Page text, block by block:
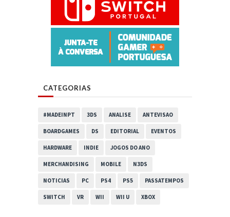
CATEGORIAS
#MADEINPT 3DS ANALISE ANTEVISAO
BOARDGAMES DS EDITORIAL EVENTOS
HARDWARE INDIE JOGOS DO ANO
MERCHANDISING MOBILE N3DS
NOTICIAS PC PS4 PS5 PASSATEMPOS
SWITCH VR WII WII U XBOX